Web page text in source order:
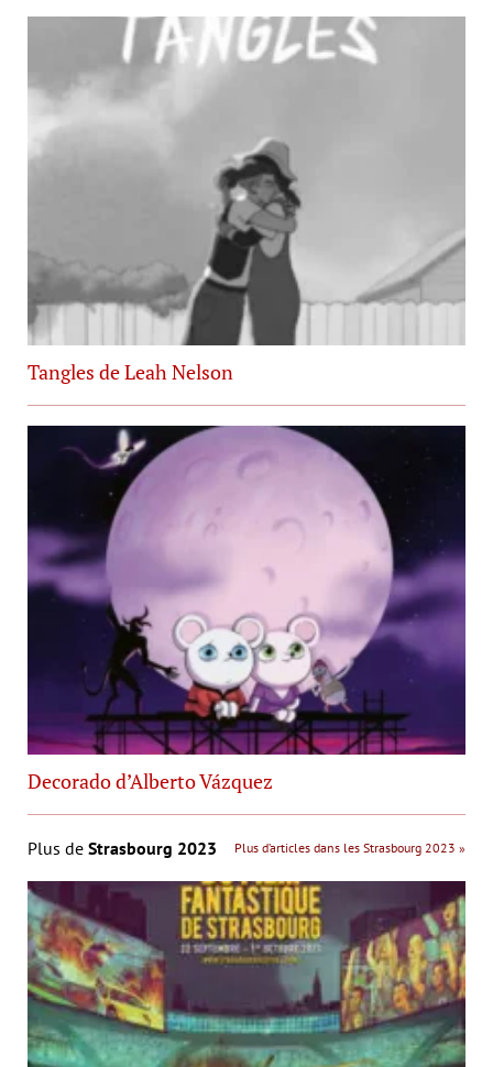
Tangles de Leah Nelson
Decorado d’Alberto Vázquez
Plus de Strasbourg 2023 Plus d’articles dans les Strasbourg 2023 »